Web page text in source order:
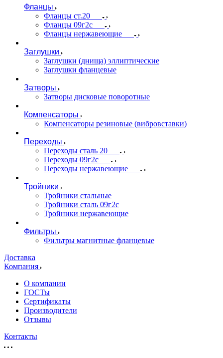
Фланцы
Фланцы ст.20
Фланцы 09г2с
Фланцы нержавеющие
Заглушки
Заглушки (днища) эллиптические
Заглушки фланцевые
Затворы
Затворы дисковые поворотные
Компенсаторы
Компенсаторы резиновые (вибровставки)
Переходы
Переходы сталь 20
Переходы 09г2с
Переходы нержавеющие
Тройники
Тройники стальные
Тройники сталь 09г2с
Тройники нержавеющие
Фильтры
Фильтры магнитные фланцевые
Доставка
Компания
О компании
ГОСТы
Сертификаты
Производители
Отзывы
Контакты